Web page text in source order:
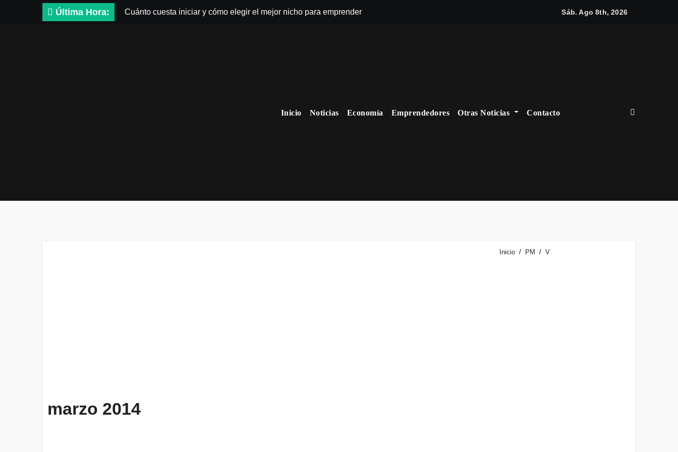
Última Hora: Cuánto cuesta iniciar y cómo elegir el mejor nicho para emprender Sáb. Ago 8th, 2026
Inicio Noticias Economía Emprendedores Otras Noticias Contacto
marzo 2014
Inicio PM V